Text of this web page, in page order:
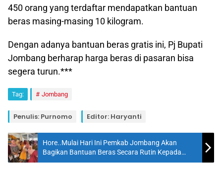
450 orang yang terdaftar mendapatkan bantuan
beras masing-masing 10 kilogram.
Dengan adanya bantuan beras gratis ini, Pj Bupati
Jombang berharap harga beras di pasaran bisa
segera turun.***
Tag: Jombang
Penulis: Purnomo Editor: Haryanti
Hore..Mulai Hari Ini Pemkab Jombang Akan
Bagikan Bantuan Beras Secara Rutin Kepada
Warga